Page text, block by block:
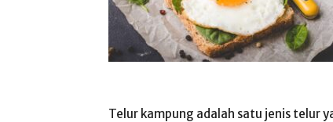
Telur kampung adalah satu jenis telur